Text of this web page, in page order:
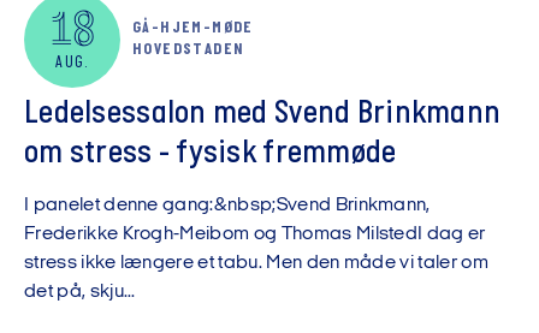
18
AUG.
GÅ-HJEM-MØDE
HOVEDSTADEN
Ledelsessalon med Svend Brinkmann
om stress - fysisk fremmøde
I panelet denne gang:&nbsp;Svend Brinkmann,
Frederikke Krogh-Meibom og Thomas MilstedI dag er
stress ikke længere et tabu. Men den måde vi taler om
det på, skju...